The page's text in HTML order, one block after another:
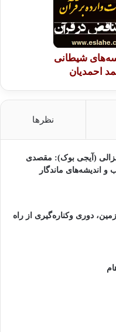
شیطانی
احمدیان
نظرها
(آیجی بوک): مقصدی
و اندیشه‌های ماندگار
دوری وکناره‌گیری از راه